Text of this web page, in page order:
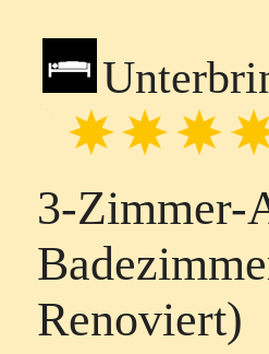
3-Zimmer-
Renoviert)